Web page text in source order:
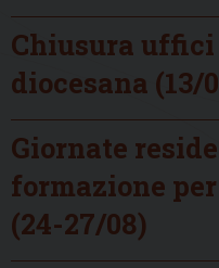
Chiusura
diocesana (13/
Giornate
formazione
(24-27/08)